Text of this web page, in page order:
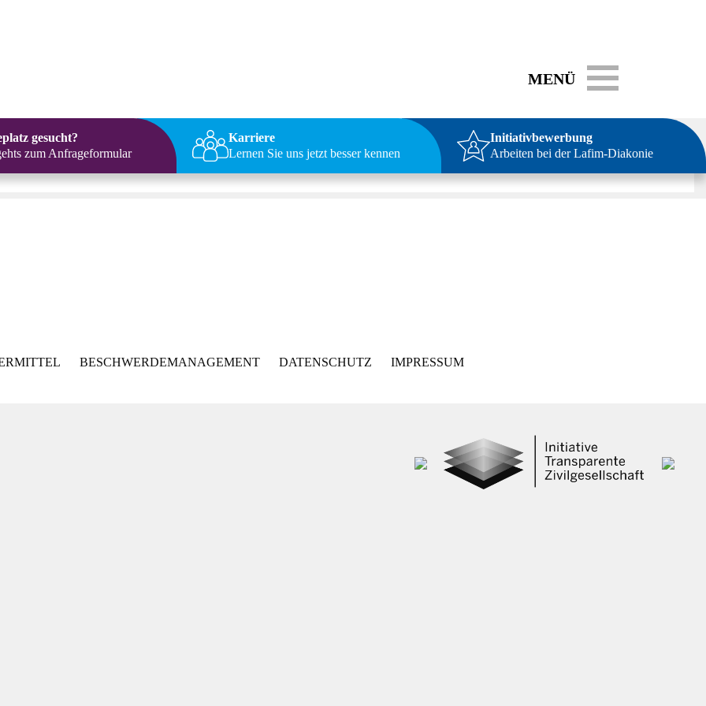
MENÜ Toggle navigation
gesucht?
zum Anfrageformular
Karriere
Lernen Sie uns jetzt besser kennen
Initiativbewerbung
Arbeiten bei der Lafim-Diakonie
BESCHWERDEMANAGEMENT DATENSCHUTZ IMPRESSUM